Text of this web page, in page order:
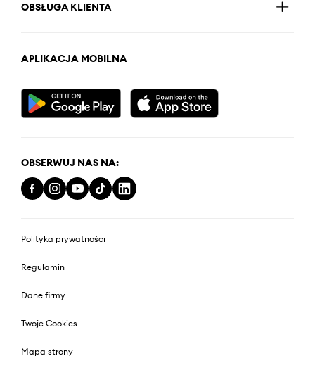
OBSŁUGA KLIENTA
APLIKACJA MOBILNA
OBSERWUJ NAS NA:
Polityka prywatności
Regulamin
Dane firmy
Twoje Cookies
Mapa strony